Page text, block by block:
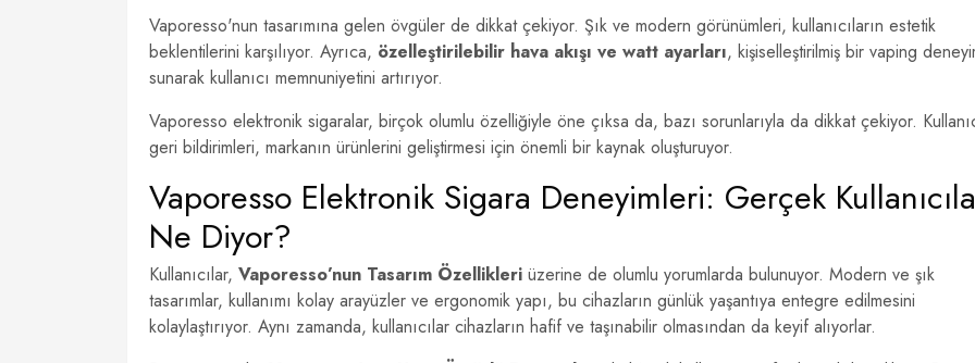
Vaporesso'nun tasarımına gelen övgüler de dikkat çekiyor. Şık ve modern görünümleri, kullanıcıların estetik
beklentilerini karşılıyor. Ayrıca, özelleştirilebilir hava akışı ve watt ayarları, kişiselleştirilmiş bir vaping
sunarak kullanıcı memnuniyetini artırıyor.
Vaporesso elektronik sigaralar, birçok olumlu özelliğiyle öne çıksa da, bazı sorunlarıyla da dikkat çekiyor.
geri bildirimleri, markanın ürünlerini geliştirmesi için önemli bir kaynak oluşturuyor.
Vaporesso Elektronik Sigara Deneyimleri: Gerçek
Ne Diyor?
Kullanıcılar, Vaporesso’nun Tasarım Özellikleri üzerine de olumlu yorumlarda bulunuyor. Modern ve şık
tasarımlar, kullanımı kolay arayüzler ve ergonomik yapı, bu cihazların günlük yaşantıya entegre edilmesini
kolaylaştırıyor. Aynı zamanda, kullanıcılar cihazların hafif ve taşınabilir olmasından da keyif alıyorlar.